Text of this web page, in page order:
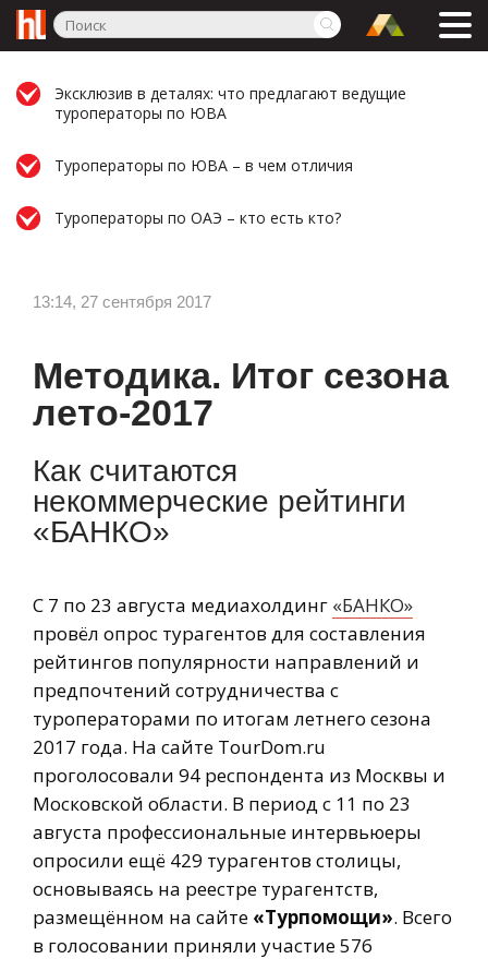
Эксклюзив в деталях: что предлагают ведущие
туроператоры по ЮВА
Туроператоры по ЮВА – в чем отличия
Туроператоры по ОАЭ – кто есть кто?
13:14, 27 сентября 2017
Методика. Итог сезона
лето-2017
Как считаются
некоммерческие рейтинги
«БАНКО»
С 7 по 23 августа медиахолдинг «БАНКО»
провёл опрос турагентов для составления
рейтингов популярности направлений и
предпочтений сотрудничества с
туроператорами по итогам летнего сезона
2017 года. На сайте TourDom.ru
проголосовали 94 респондента из Москвы и
Московской области. В период с 11 по 23
августа профессиональные интервьюеры
опросили ещё 429 турагентов столицы,
основываясь на реестре турагентств,
размещённом на сайте «Турпомощи». Всего
в голосовании приняли участие 576